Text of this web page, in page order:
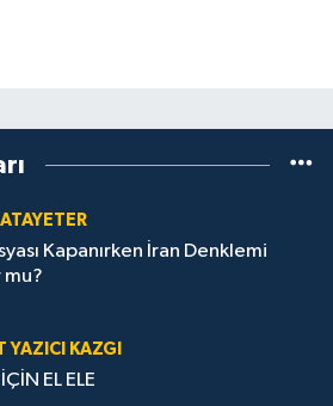
Kapanırken İran Denklemi
mu?
YAZICI KAZGI
EL ELE